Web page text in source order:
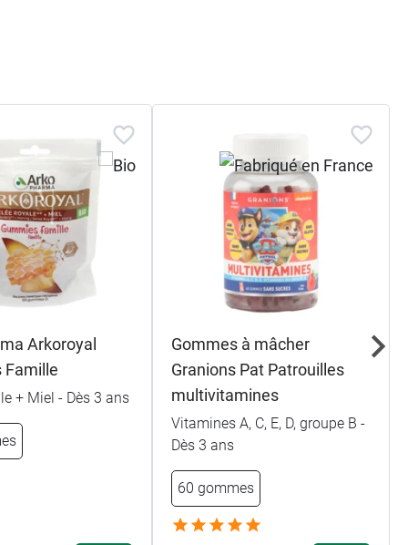
Arkoroyal
Famille
+ Miel - Dès 3 ans
Gommes à mâcher
Granions Pat Patrouilles
multivitamines
Vitamines A, C, E, D, groupe B -
Dès 3 ans
60 gommes